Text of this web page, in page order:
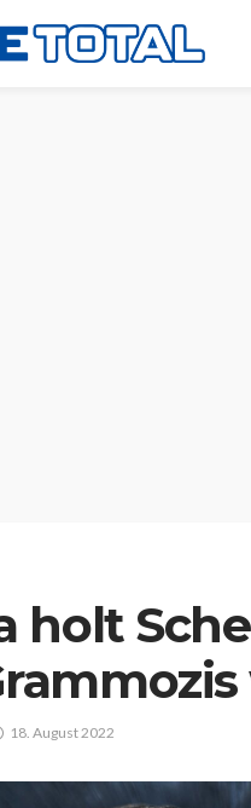
holt
18. August 2022